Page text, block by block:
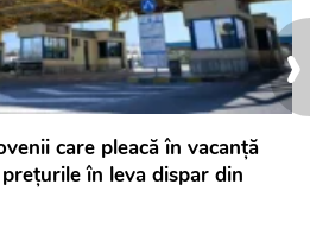
›
care pleacă în vacanță
în leva dispar din